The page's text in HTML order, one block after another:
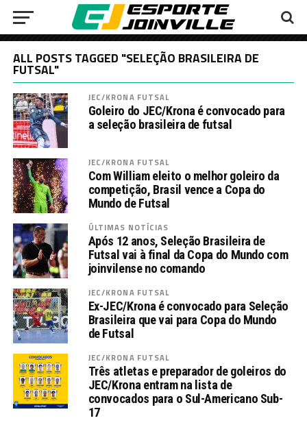
ALL POSTS TAGGED "SELEÇÃO BRASILEIRA DE
FUTSAL"
JEC/KRONA FUTSAL
Goleiro do JEC/Krona é convocado para
a seleção brasileira de futsal
JEC/KRONA FUTSAL
Com William eleito o melhor goleiro da
competição, Brasil vence a Copa do
Mundo de Futsal
ÚLTIMAS NOTÍCIAS
Após 12 anos, Seleção Brasileira de
Futsal vai à final da Copa do Mundo com
joinvilense no comando
JEC/KRONA FUTSAL
Ex-JEC/Krona é convocado para Seleção
Brasileira que vai para Copa do Mundo
de Futsal
JEC/KRONA FUTSAL
Três atletas e preparador de goleiros do
JEC/Krona entram na lista de
convocados para o Sul-Americano Sub-
17